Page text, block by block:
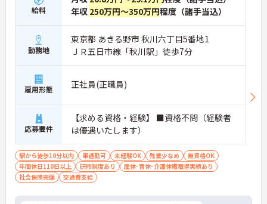
給料
年収 250万円～350万円程度（諸手当込）
勤務地
東京都 あきる野市 秋川六丁目5番地1
ＪＲ五日市線「秋川駅」徒歩7分
雇用形態 正社員(正職員)
応募要件
【求める資格・経験】 ■資格不問（経験者
は優遇いたします）
駅から徒歩10分以内 車通勤可 未経験OK 残業少なめ
無資格OK
年間休日110日以上
研修制度あり
産休･育休･介護休暇取得実績あり
社会保険完備
交通費支給